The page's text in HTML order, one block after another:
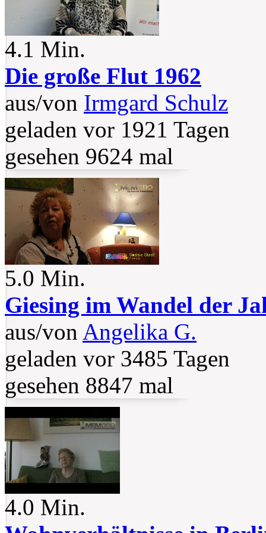
4.1 Min.
Die große Flut 1962
aus/von Irmgard Schulz
geladen vor 1921 Tagen
gesehen 9624 mal
5.0 Min.
Giesing im Wandel der
aus/von Angelika G.
geladen vor 3485 Tagen
gesehen 8847 mal
4.0 Min.